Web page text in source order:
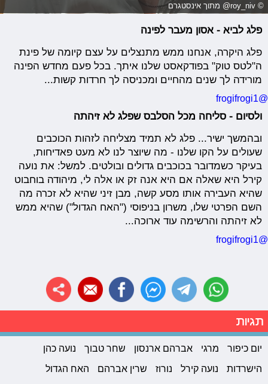
© roy_niv@ מתוך אינסטגרם
פלג לביא - אסון מעבר לפינה
פלג היקרה, אנחנו ממש מתנצלים על עצם קיומה של פינת
ה"לטס טוק" בפודקאסט שלנו איתך. בכל פעם מחדש הפינה
מורידה לך שנים מהחיים ומכניסה לך חרדות קשות...
@frogifrogi1
ולסיום - סליחה מכל הסלבס שפלג לא זיהתה
ובהמשך ישיר... פלג לא תמיד מצליחה לזהות הכוכבים
שעולים על הקו שלנו - מה שיוצר לנו לא מעט פאדיחות,
בעיקר כשמדובר בכוכבים גדולים ובולטים. למשל: את נועה
קירל היא שאלה אם היא אנה זק או אלה לי, מיהודה בוחבוט
שהיא העבירה אותו מסע קשה, מבן זיני שהיא לא זכרה מה
השם הפרטי שלו, משרון בניפוסי ("האח הגדול") שהיא ממש
לא זיהתה והרשימה עוד ארוכה...
@frogifrogi1
תגיות
יום כיפור מרגי אברהם ארנסון שחר טבוך
נועה כהן
הישרדות
נועה קירל נורוז שרין אברהם
האח הגדול